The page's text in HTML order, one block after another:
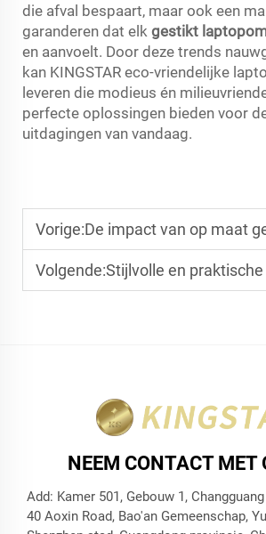
die afval bespaart, maar ook een
garanderen dat elk gestikt
en aanvoelt. Door deze trends
kan KINGSTAR eco-vriendelijke
leveren die modieus én
perfecte oplossingen bieden voor
uitdagingen van vandaag.
Vorige:De impact van op maat gemaakte tassen op de
Volgende:Stijlvolle en praktische op maat gemaakte
NEEM CONTACT MET
Add: Kamer 501, Gebouw 1,
40 Aoxin Road, Bao'an Gemeenschap,